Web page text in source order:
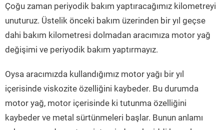
Çoğu zaman periyodik bakım yaptıracağımız kilometreyi
unuturuz. Üstelik önceki bakım üzerinden bir yıl geçse
dahi bakım kilometresi dolmadan aracımıza motor yağ
değişimi ve periyodik bakım yaptırmayız.
Oysa aracımızda kullandığımız motor yağı bir yıl
içerisinde viskozite özelliğini kaybeder. Bu durumda
motor yağ, motor içerisinde ki tutunma özelliğini
kaybeder ve metal sürtünmeleri başlar. Bunun anlamı